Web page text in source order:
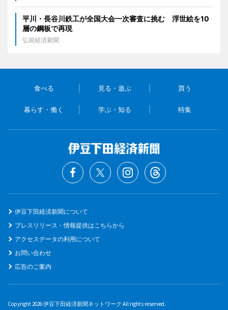
平川・長谷川鉄工が全国大会一次審査に挑む 浮世絵を10
層の鋼板で再現
弘前経済新聞
食べる 見る・遊ぶ 買う
暮らす・働く 学ぶ・知る 特集
伊豆下田経済新聞について
プレスリリース・情報提供はこちらから
アクセスデータの利用について
お問い合わせ
広告のご案内
Copyright 2026 伊豆下田経済新聞ネットワーク All rights reserved.